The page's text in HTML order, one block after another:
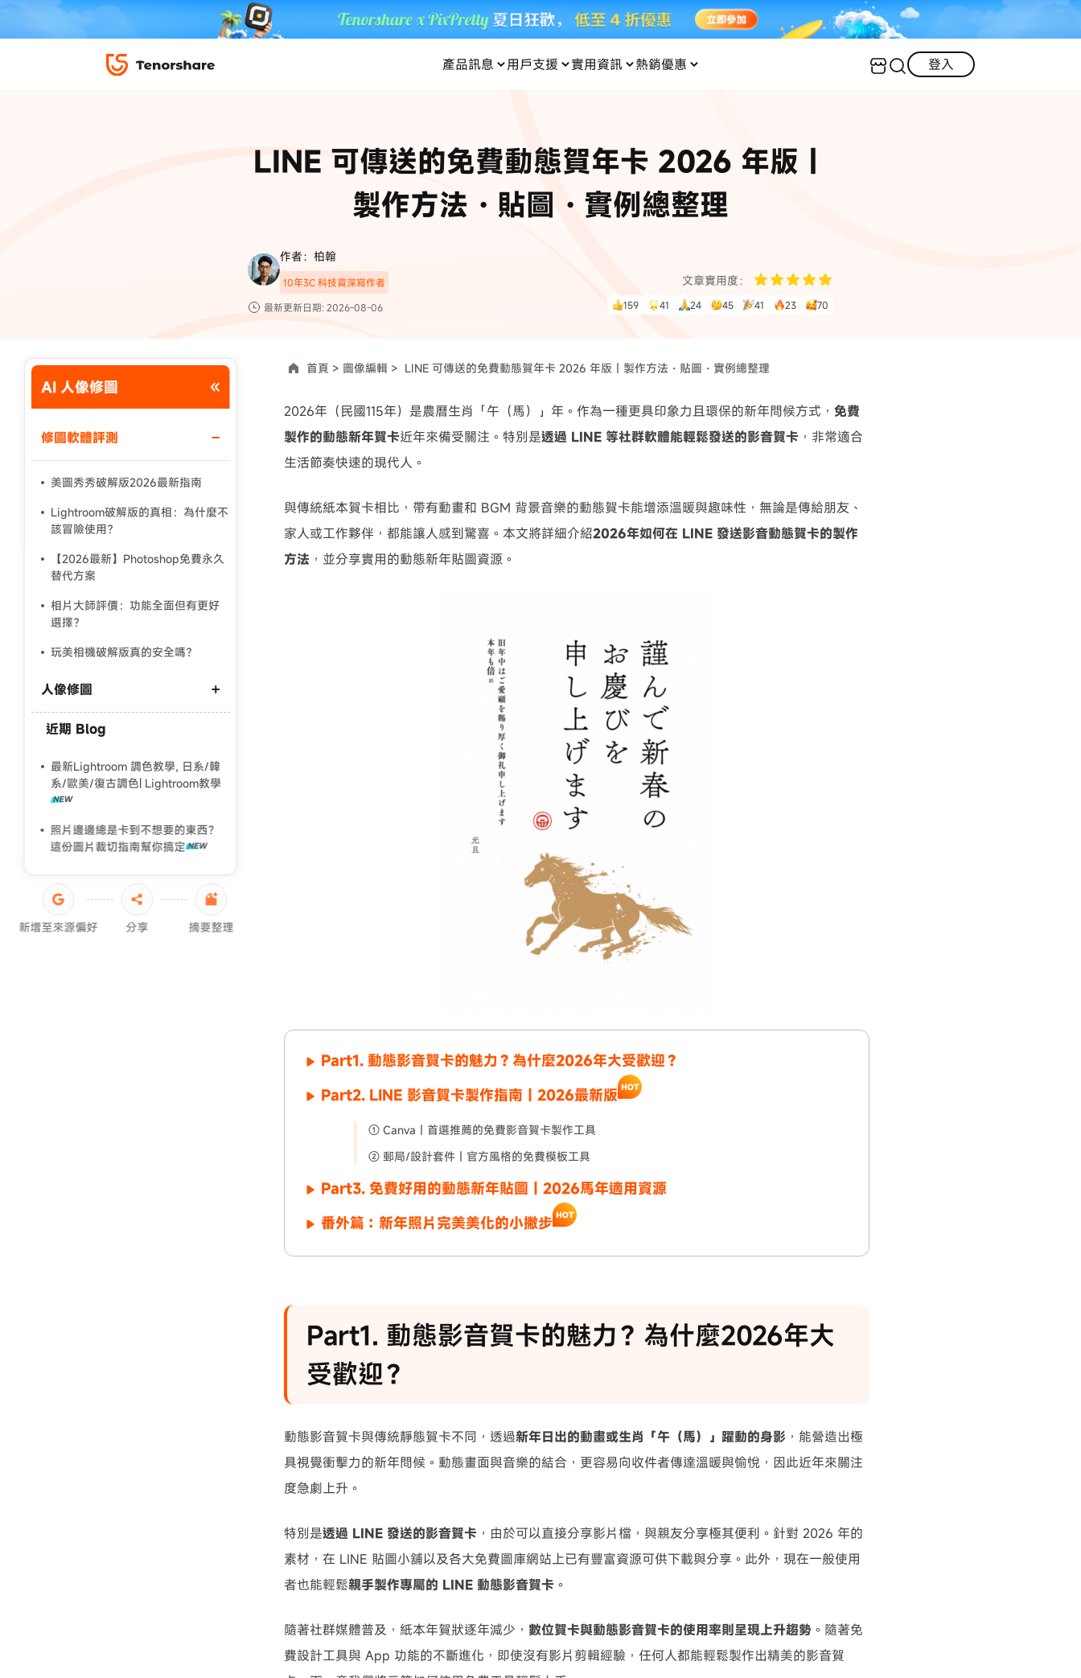
產品訊息
4DDiG Win 資料救援
4DDiG Mac 資料救援
新版本
UltData LINE 數據恢復
UltData WhatsApp 數據恢復
·三星手機螢幕黑屏
用戶支援 實用資訊
·iPhone 照片備份到外接硬碟
·電腦傳影片到 iPhone
·iPhone 永久刪除的照片如何
·Pokemo GO Plus 無法配對
·大家報寶貝
·寶可夢自動抓寶
為您提供最豐富的教學影片
人像修圖 AI 資訊
資料救援
iOS 27 最新資訊
為您提供最實用的數位教學
熱銷優惠
📍 iAnyGo 定位神器，暢遊全球！
限時 5 折優惠，立即入手！
複製折扣碼
前往搶購
使用說明：以上折扣碼僅用於 iAnyGo 終身方案,加購後即可使用！
登入
LINE 可傳送的免費動態賀年卡 2026 年版｜
製作方法・貼圖・實例總整理
作者：柏翰
10年3C 科技資深寫作者
最新更新日期: 2026-08-06
文章實用度：
159 41 24 45 41 23 70
AI 人像修圖
修圖軟體評測
美圖秀秀破解版2026最新指南
Lightroom破解版的真相：為什麼不
該冒險使用？
【2026最新】Photoshop免費永久
替代方案
相片大師評價：功能全面但有更好
選擇？
玩美相機破解版真的安全嗎？
人像修圖
2026 男生髮型推薦完整指南
你還在用濾鏡？一起來真人般質感
的照片精修，拍完就想分享！
近期 Blog
最新Lightroom 調色教學, 日系/韓
系/歐美/復古調色| Lightroom教學
照片邊邊總是卡到不想要的東西？
這份圖片裁切指南幫你搞定
新增至來源偏好 分享 摘要整理
首頁 > 圖像編輯 > LINE 可傳送的免費動態賀年卡 2026 年版｜製作方法・貼圖・實例總整理
2026年（民國115年）是農曆生肖「午（馬）」年。作為一種更具印象力且環保的新年問候方式， 免費
製作的動態新年賀卡近年來備受關注。特別是透過 LINE 等社群軟體能輕鬆發送的影音賀卡 ，非常適合
生活節奏快速的現代人。
與傳統紙本賀卡相比，帶有動畫和 BGM 背景音樂的動態賀卡能增添溫暖與趣味性，無論是傳給朋友、
家人或工作夥伴，都能讓人感到驚喜。本文將詳細介紹2026年如何在 LINE 發送影音動態賀卡的製作
方法 ，並分享實用的動態新年貼圖資源。
Part1. 動態影音賀卡的魅力？為什麼2026年大受歡迎？
Part2. LINE 影音賀卡製作指南｜2026最新版
① Canva｜首選推薦的免費影音賀卡製作工具
② 郵局/設計套件｜官方風格的免費模板工具
Part3. 免費好用的動態新年貼圖｜2026馬年適用資源
番外篇：新年照片完美美化的小撇步
Part1. 動態影音賀卡的魅力？為什麼2026年大
受歡迎？
動態影音賀卡與傳統靜態賀卡不同，透過新年日出的動畫或生肖「午（馬）」躍動的身影 ，能營造出極
具視覺衝擊力的新年問候。動態畫面與音樂的結合，更容易向收件者傳達溫暖與愉悅，因此近年來關注
度急劇上升。
特別是透過 LINE 發送的影音賀卡 ，由於可以直接分享影片檔，與親友分享極其便利。針對 2026 年的
素材，在 LINE 貼圖小舖以及各大免費圖庫網站上已有豐富資源可供下載與分享。此外，現在一般使用
者也能輕鬆親手製作專屬的 LINE 動態影音賀卡 。
隨著社群媒體普及，紙本年賀狀逐年減少， 數位賀卡與動態影音賀卡的使用率則呈現上升趨勢 。隨著免
費設計工具與 App 功能的不斷進化，即使沒有影片剪輯經驗，任何人都能輕鬆製作出精美的影音賀